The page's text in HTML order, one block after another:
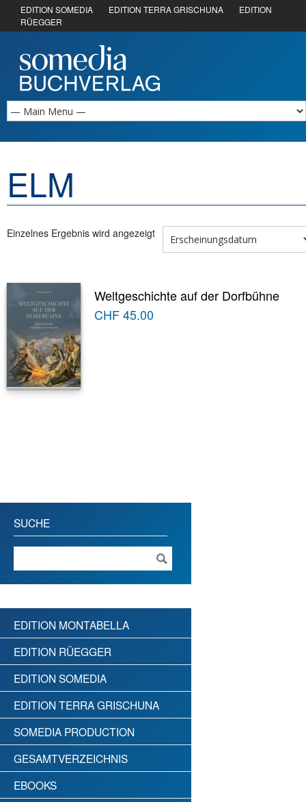
EDITION SOMEDIA EDITION TERRA GRISCHUNA
EDITION
RÜEGGER
ELM
Einzelnes Ergebnis wird angezeigt
Weltgeschichte auf der Dorfbühne
CHF45.00
SUCHE
EDITION MONTABELLA
EDITION RÜEGGER
EDITION SOMEDIA
EDITION TERRA GRISCHUNA
SOMEDIA PRODUCTION
GESAMTVERZEICHNIS
EBOOKS